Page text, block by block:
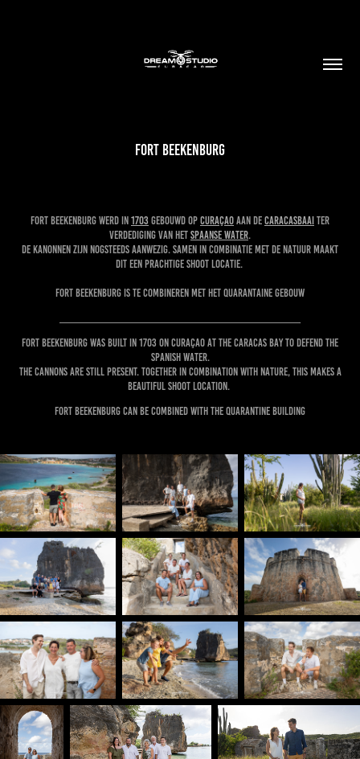
Fort Beekenburg
Fort Beekenburg werd in 1703 gebouwd op Curaçao aan de Caracasbaai ter
verdediging van het Spaanse Water.
De kanonnen zijn nogsteeds aanwezig. Samen in combinatie met de natuur maakt
dit een prachtige shoot locatie.
Fort Beekenburg is te combineren met het quarantaine gebouw
Fort Beekenburg was built in 1703 on Curaçao at the Caracas Bay to defend the
Spanish Water.
The cannons are still present. Together in combination with nature, this makes a
beautiful shoot location.
Fort Beekenburg can be combined with the quarantine building